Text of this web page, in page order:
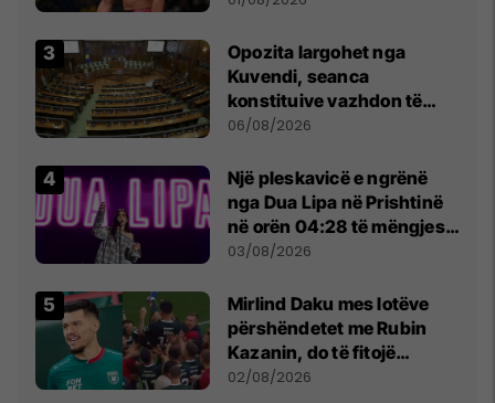
Opozita largohet nga
Kuvendi, seanca
konstituive vazhdon të
shtunën në orën 11:00
06/08/2026
Një pleskavicë e ngrënë
nga Dua Lipa në Prishtinë
në orën 04:28 të mëngjesit
- dhe bota digjitale serbe
03/08/2026
Mirlind Daku mes lotëve
përshëndetet me Rubin
Kazanin, do të fitojë
miliona te Spartak Moska
02/08/2026